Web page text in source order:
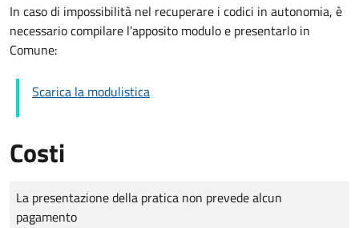
In caso di impossibilità nel recuperare i codici in autonomia, è
necessario compilare l'apposito modulo e presentarlo in
Comune:
Scarica la modulistica
Costi
Tipo di pagamento
Importo
La presentazione della pratica non prevede alcun
pagamento